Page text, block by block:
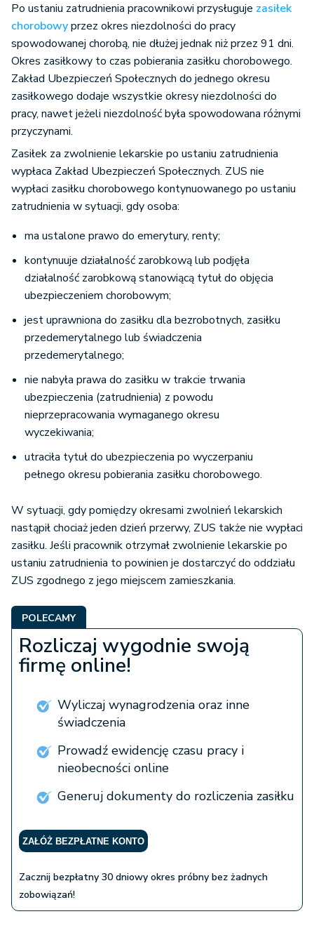
Po ustaniu zatrudnienia pracownikowi przysługuje zasiłek
chorobowyprzez okres niezdolności do pracy
spowodowanej chorobą, nie dłużej jednak niż przez 91 dni.
Okres zasiłkowy to czas pobierania zasiłku chorobowego.
Zakład Ubezpieczeń Społecznych do jednego okresu
zasiłkowego dodaje wszystkie okresy niezdolności do
pracy, nawet jeżeli niezdolność była spowodowana różnymi
przyczynami.
Zasiłek za zwolnienie lekarskie po ustaniu zatrudnienia
wypłaca Zakład Ubezpieczeń Społecznych. ZUS nie
wypłaci zasiłku chorobowego kontynuowanego po ustaniu
zatrudnienia w sytuacji, gdy osoba:
ma ustalone prawo do emerytury, renty;
kontynuuje działalność zarobkową lub podjęła
działalność zarobkową stanowiącą tytuł do objęcia
ubezpieczeniem chorobowym;
jest uprawniona do zasiłku dla bezrobotnych, zasiłku
przedemerytalnego lub świadczenia
przedemerytalnego;
nie nabyła prawa do zasiłku w trakcie trwania
ubezpieczenia (zatrudnienia) z powodu
nieprzepracowania wymaganego okresu
wyczekiwania;
utraciła tytuł do ubezpieczenia po wyczerpaniu
pełnego okresu pobierania zasiłku chorobowego.
W sytuacji, gdy pomiędzy okresami zwolnień lekarskich
nastąpił chociaż jeden dzień przerwy, ZUS także nie wypłaci
zasiłku. Jeśli pracownik otrzymał zwolnienie lekarskie po
ustaniu zatrudnienia to powinien je dostarczyć do oddziału
ZUS zgodnego z jego miejscem zamieszkania.
POLECAMY
Rozliczaj wygodnie swoją
firmę online!
Wyliczaj wynagrodzenia oraz inne
świadczenia
Prowadź ewidencję czasu pracy i
nieobecności online
Generuj dokumenty do rozliczenia zasiłku
ZAŁÓŻ BEZPŁATNE KONTO
Zacznij bezpłatny 30 dniowy okres próbny bez żadnych
zobowiązań!